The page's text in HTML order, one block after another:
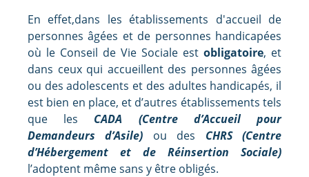
En effet,dans les établissements d'accueil de
personnes âgées et de personnes handicapées
où le Conseil de Vie Sociale est obligatoire, et
dans ceux qui accueillent des personnes âgées
ou des adolescents et des adultes handicapés, il
est bien en place, et d’autres établissements tels
que les CADA (Centre d’Accueil pour
Demandeurs d’Asile) ou des CHRS (Centre
d’Hébergement et de Réinsertion Sociale)
l’adoptent même sans y être obligés.